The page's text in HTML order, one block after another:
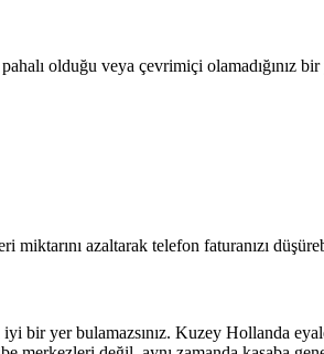
olduğu veya çevrimiçi olamadığınız
azaltarak telefon faturanızı
iyi bir yer bulamazsınız. Kuzey Hollanda